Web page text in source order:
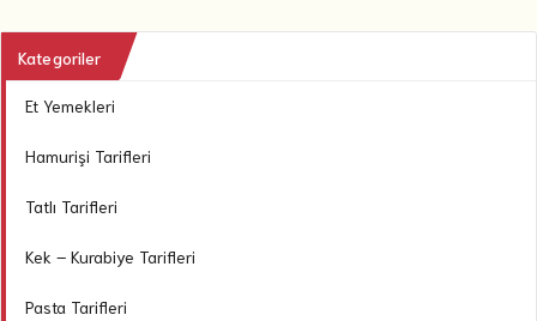
Kategoriler
Et Yemekleri
Hamurişi Tarifleri
Tatlı Tarifleri
Kek – Kurabiye Tarifleri
Pasta Tarifleri